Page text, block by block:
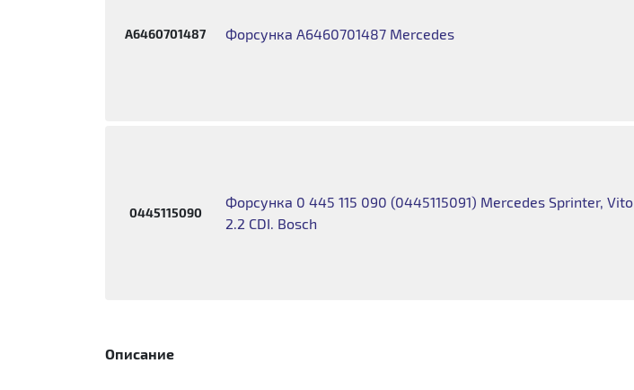
A6460701487 Форсунка A6460701487 Mercedes
0445115090
Форсунка 0 445 115 090 (0445115091) Mercedes Sprinter, Vito
2.2 CDI. Bosch
Описание